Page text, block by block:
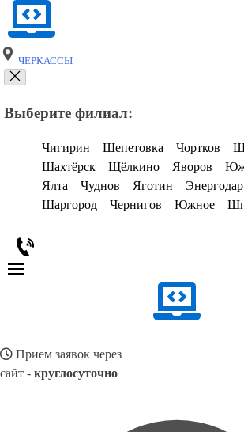
ЧЕРКАССЫ
Выберите филиал:
Чигирин Шепетовка Чортков
Шахтёрск
Щёлкино Яворов
Ялта
Чуднов Яготин Энергодар
Шаргород
Чернигов Южное
Прием заявок через
сайт - круглосуточно